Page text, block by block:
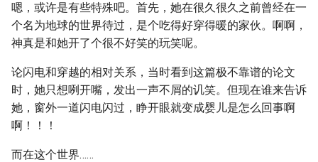
嗯，或许是有些特殊吧。首先，她在很久很久之前曾经在一
个名为地球的世界待过，是个吃得好穿得暖的家伙。啊啊，
神真是和她开了个很不好笑的玩笑呢。
论闪电和穿越的相对关系，当时看到这篇极不靠谱的论文
时，她只想咧开嘴，发出一声不屑的讥笑。但现在谁来告诉
她，窗外一道闪电闪过，睁开眼就变成婴儿是怎么回事啊
啊！！！
而在这个世界……